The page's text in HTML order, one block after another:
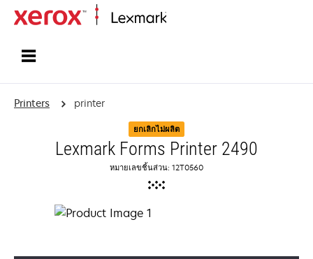
Printers printer
ยกเลิกไม่ผลิต
Lexmark Forms Printer 2490
หมายเลขชิ้นส่วน: 12T0560